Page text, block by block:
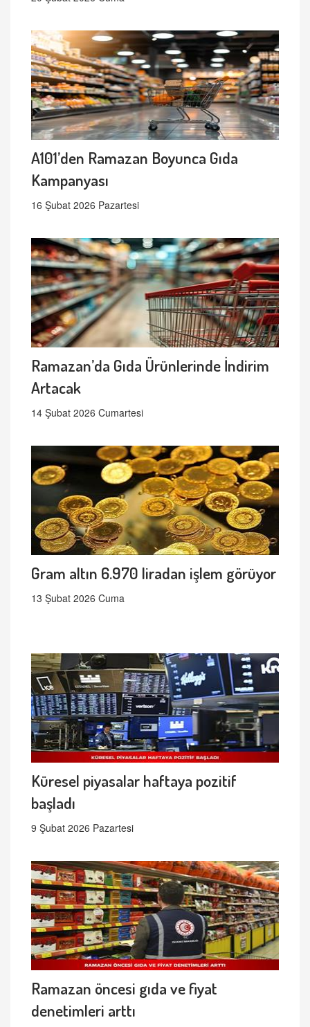
A101’den Ramazan Boyunca Gıda
Kampanyası
16 Şubat 2026 Pazartesi
Ramazan’da Gıda Ürünlerinde İndirim
Artacak
14 Şubat 2026 Cumartesi
Gram altın 6.970 liradan işlem görüyor
13 Şubat 2026 Cuma
Küresel piyasalar haftaya pozitif
başladı
9 Şubat 2026 Pazartesi
Ramazan öncesi gıda ve fiyat
denetimleri arttı